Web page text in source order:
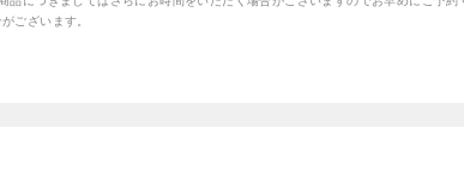
ございます。